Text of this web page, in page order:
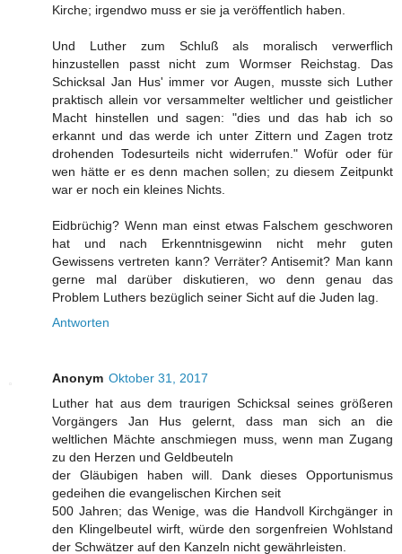
Kirche; irgendwo muss er sie ja veröffentlich haben.
Und Luther zum Schluß als moralisch verwerflich
hinzustellen passt nicht zum Wormser Reichstag. Das
Schicksal Jan Hus' immer vor Augen, musste sich Luther
praktisch allein vor versammelter weltlicher und geistlicher
Macht hinstellen und sagen: "dies und das hab ich so
erkannt und das werde ich unter Zittern und Zagen trotz
drohenden Todesurteils nicht widerrufen." Wofür oder für
wen hätte er es denn machen sollen; zu diesem Zeitpunkt
war er noch ein kleines Nichts.
Eidbrüchig? Wenn man einst etwas Falschem geschworen
hat und nach Erkenntnisgewinn nicht mehr guten
Gewissens vertreten kann? Verräter? Antisemit? Man kann
gerne mal darüber diskutieren, wo denn genau das
Problem Luthers bezüglich seiner Sicht auf die Juden lag.
Antworten
Anonym Oktober 31, 2017
Luther hat aus dem traurigen Schicksal seines größeren
Vorgängers Jan Hus gelernt, dass man sich an die
weltlichen Mächte anschmiegen muss, wenn man Zugang
zu den Herzen und Geldbeuteln
der Gläubigen haben will. Dank dieses Opportunismus
gedeihen die evangelischen Kirchen seit
500 Jahren; das Wenige, was die Handvoll Kirchgänger in
den Klingelbeutel wirft, würde den sorgenfreien Wohlstand
der Schwätzer auf den Kanzeln nicht gewährleisten.